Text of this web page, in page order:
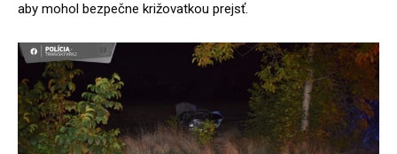
aby mohol bezpečne križovatkou prejsť.